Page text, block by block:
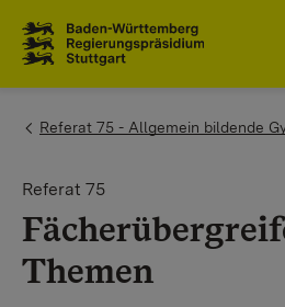
You are here:
Referat 75 - Allgemein bildende
Referat 75
Themen